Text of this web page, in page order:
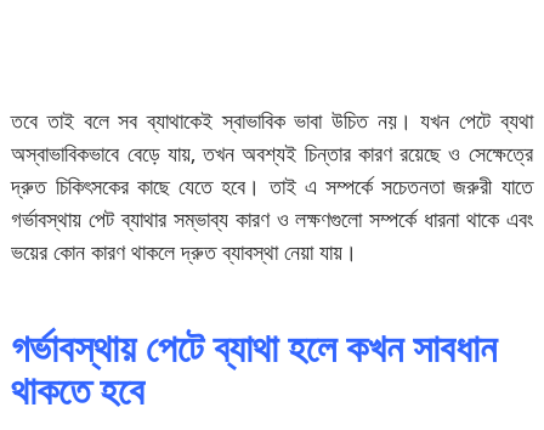
তবে তাই বলে সব ব্যাথাকেই স্বাভাবিক ভাবা উচিত নয়। যখন পেটে ব্যথা
অস্বাভাবিকভাবে বেড়ে যায়, তখন অবশ্যই চিন্তার কারণ রয়েছে ও সেক্ষেত্রে
দ্রুত চিকিৎসকের কাছে যেতে হবে। তাই এ সম্পর্কে সচেতনতা জরুরী যাতে
গর্ভাবস্থায় পেট ব্যাথার সম্ভাব্য কারণ ও লক্ষণগুলো সম্পর্কে ধারনা থাকে এবং
ভয়ের কোন কারণ থাকলে দ্রুত ব্যাবস্থা নেয়া যায়।
গর্ভাবস্থায় পেটে ব্যাথা হলে কখন সাবধান
থাকতে হবে